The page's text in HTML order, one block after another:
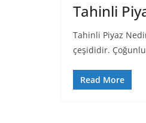
Tahinli
Tahinli Piyaz
çeşididir.
Read More